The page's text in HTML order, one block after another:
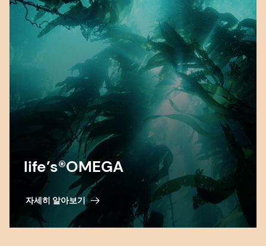
life’s®OMEGA
자세히 알아보기